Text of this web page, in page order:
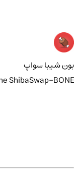
بون شیبا سواپ
ShibaSwap-BONE